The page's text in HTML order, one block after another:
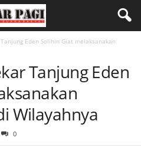
Eden Solihin Giat melaksanakan
Tanjung Eden
Wilayahnya
0